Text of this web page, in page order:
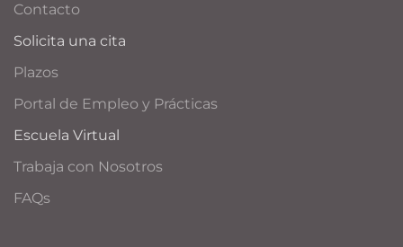
Contacto
Solicita una cita
Plazos
Portal de Empleo y Prácticas
Escuela Virtual
Trabaja con Nosotros
FAQs